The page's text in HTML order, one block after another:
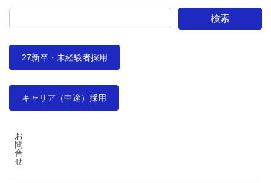
27新卒・未経験者採用
キャリア（中途）採用
お
問
合
せ